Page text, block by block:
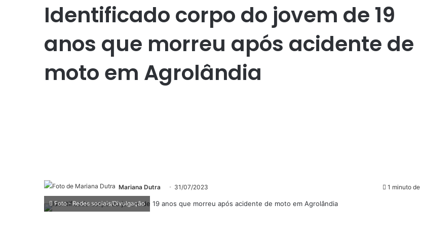
Identificado corpo do jovem de 19
anos que morreu após acidente de
moto em Agrolândia
Mariana Dutra 31/07/2023 1 minuto
Foto - Redes sociais/Divulgação